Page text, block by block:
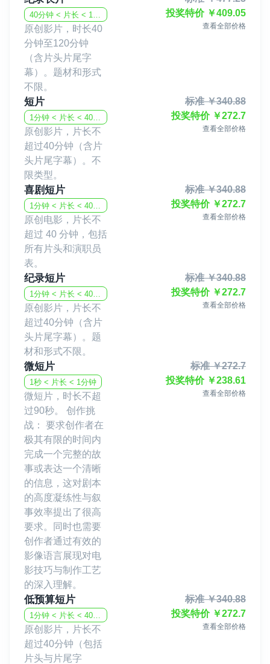
原创影片，时长40
分钟至120分钟
（含片头片尾字
幕）。题材和形式
不限。
投奖特价￥409.05
查看全部价格
短片
原创影片，片长不
超过40分钟（含片
头片尾字幕）。不
限类型。
标准￥340.88
投奖特价￥272.7
查看全部价格
喜剧短片
原创电影，片长不
超过 40 分钟，包括
所有片头和演职员
表。
标准￥340.88
投奖特价￥272.7
查看全部价格
纪录短片
原创影片，片长不
超过40分钟（含片
头片尾字幕）。题
材和形式不限。
标准￥340.88
投奖特价￥272.7
查看全部价格
微短片
1秒 < 片长 < 1分钟
微短片，时长不超
过90秒。 创作挑
战： 要求创作者在
极其有限的时间内
完成一个完整的故
事或表达一个清晰
的信息，这对剧本
的高度凝练性与叙
事效率提出了很高
要求。同时也需要
创作者通过有效的
影像语言展现对电
影技巧与制作工艺
的深入理解。
标准￥272.7
投奖特价￥238.61
查看全部价格
低预算短片
原创影片，片长不
超过40分钟（包括
片头与片尾字
标准￥340.88
投奖特价￥272.7
查看全部价格